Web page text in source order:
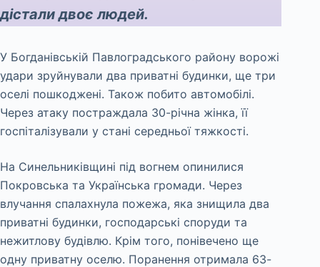
дістали двоє людей.
У Богданівській Павлоградського району ворожі
удари зруйнували два приватні будинки, ще три
оселі пошкоджені. Також побито автомобілі.
Через атаку постраждала 30-річна жінка, її
госпіталізували у стані середньої тяжкості.
На Синельниківщині під вогнем опинилися
Покровська та Українська громади. Через
влучання спалахнула пожежа, яка знищила два
приватні будинки, господарські споруди та
нежитлову будівлю. Крім того, понівечено ще
одну приватну оселю. Поранення отримала 63-